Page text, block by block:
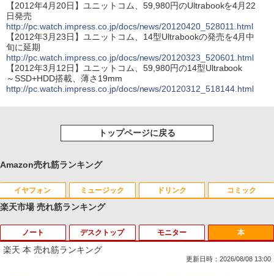
【2012年4月20日】ユニットコム、59,980円のUltrabookを4月22
日発売
http://pc.watch.impress.co.jp/docs/news/20120420_528011.html
【2012年3月23日】ユニットコム、14型Ultrabookの発売を4月中
旬に延期
http://pc.watch.impress.co.jp/docs/news/20120323_520601.html
【2012年3月12日】ユニットコム、59,980円の14型Ultrabook
～SSD+HDD搭載、薄さ19mm
http://pc.watch.impress.co.jp/docs/news/20120312_518144.html
トップページに戻る
Amazon売れ筋ランキング
イヤフォン
Anker Soundcore P40i オフホワイト
￥7,990
ミュージック
BRUCE WAYNE feat. Flo Milli, ATL Jacob
[Explicit]
ドリンク
by Amazon 天然水 ラベルレス 500ml ×24本
富士山の天然水 バナジウム含有 水 ミネラル
ウォーター ペットボトル 静岡県産 500ミリリ
コミック
薬屋のひとりごと 17巻 (デジタル版ビッグガ
ンガンコミックス)
楽天市場 売れ筋ランキング
ノート デスクトップ モニター 本
楽天 本 売れ筋ランキング
更新日時：2026/08/08 13:00